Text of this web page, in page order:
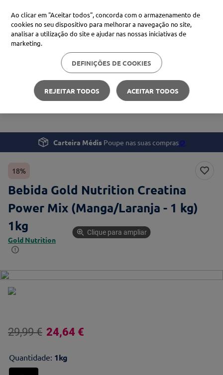
Procure no Marketplace Médis
Pesquisas mais comuns
xiaomi
cerave
Desporto e Fitness
Suplementos Desportivos
Bebida Gold Nutrition Creatina Power Mix
Carteira Médis Poupe nas suas compras🪙
18%
Bebida Gold Nutrition Creatina
Power Mix (Manga/Laranja - 1 kg)
1kg
Gold Nutrition
Clique para ampliar
29,99 € 24,64 €
Quantidade: 1kg
Ao clicar em "Aceitar todos", concorda com o armazenamento de
cookies no seu dispositivo para melhorar a navegação no site,
analisar a utilização do site e ajudar nas nossas iniciativas de
marketing.
DEFINIÇÕES DE COOKIES
REJEITAR TODOS ACEITAR TODOS